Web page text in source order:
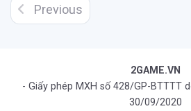
Previous
2GAME.VN
- Giấy phép MXH số 428/GP-BTTTT
30/09/2020